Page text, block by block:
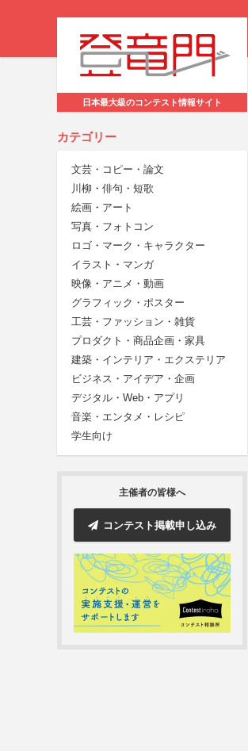
日本最大級のコンテスト情報サイト
カテゴリー
文芸・コピー・論文
川柳・俳句・短歌
絵画・アート
写真・フォトコン
ロゴ・マーク・キャラクター
イラスト・マンガ
映像・アニメ・動画
グラフィック・ポスター
工芸・ファッション・雑貨
プロダクト・商品企画・家具
建築・インテリア・エクステリア
ビジネス・アイデア・企画
デジタル・Web・アプリ
音楽・エンタメ・レシピ
学生向け
主催者の皆様へ
コンテスト掲載申し込み